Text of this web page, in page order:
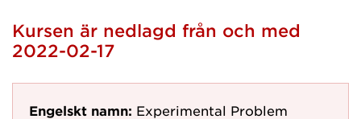
Kursen är nedlagd från och med
2022-02-17
Engelskt namn: Experimental Problem